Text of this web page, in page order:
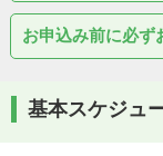
お申込み前に必ず
基本スケジュ